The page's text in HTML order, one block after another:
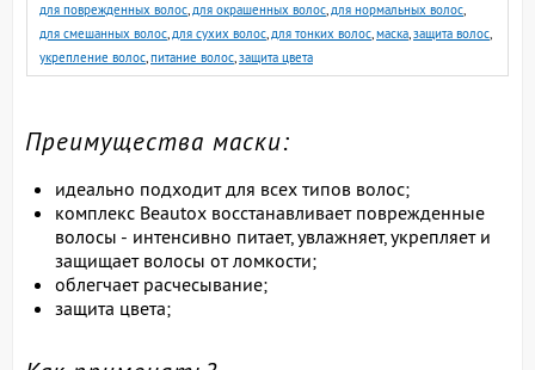
для поврежденных волос,для окрашенных волос,для нормальных волос,
для смешанных волос,для сухих волос,для тонких волос,маска,защита волос,
укрепление волос,питание волос,защита цвета
Преимущества маски:
идеально подходит для всех типов волос;
комплекс Beautox восстанавливает поврежденные
волосы - интенсивно питает, увлажняет, укрепляет и
защищает волосы от ломкости;
облегчает расчесывание;
защита цвета;